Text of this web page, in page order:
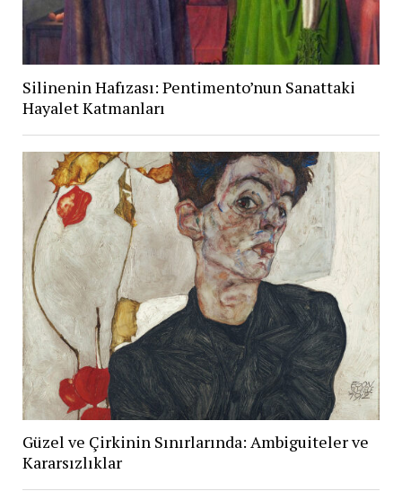
Silinenin Hafızası: Pentimento’nun Sanattaki
Hayalet Katmanları
Güzel ve Çirkinin Sınırlarında: Ambiguiteler ve
Kararsızlıklar